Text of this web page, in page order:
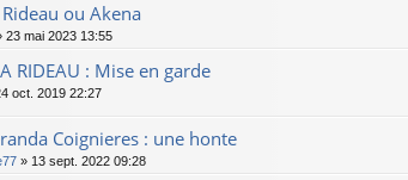
ou Akena
23 mai 2023 13:55
RIDEAU : Mise en garde
oct. 2019 22:27
Coignieres : une honte
» 13 sept. 2022 09:28